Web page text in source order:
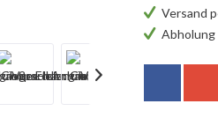
Versand
Abholung